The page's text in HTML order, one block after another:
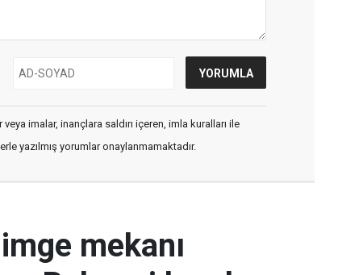
imalar, inançlara saldırı içeren, imla kuralları ile
yazılmış yorumlar onaylanmamaktadır.
mekanı